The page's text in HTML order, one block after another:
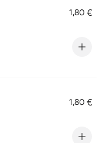
1,80 €
1,80 €